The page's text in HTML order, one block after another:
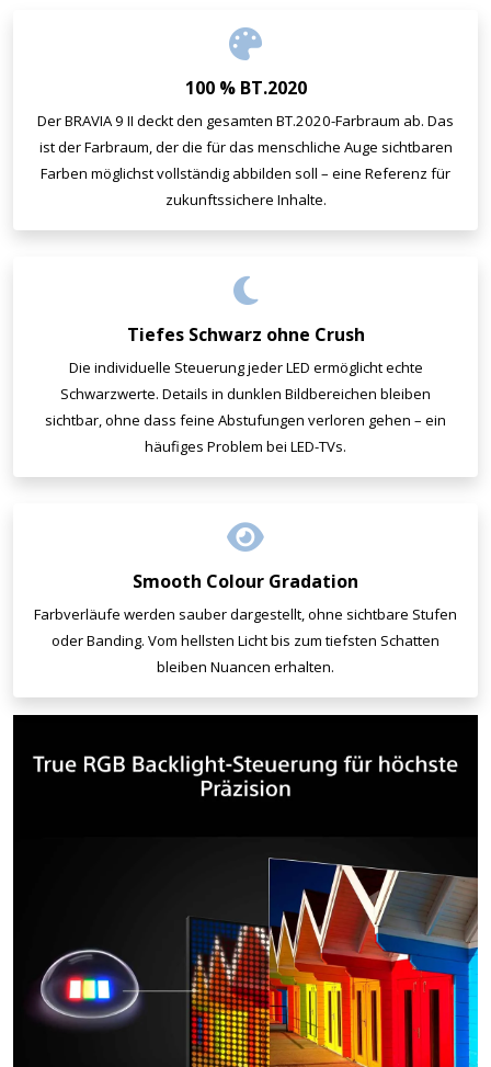
100 % BT.2020
Der BRAVIA 9 II deckt den gesamten BT.2020-Farbraum ab. Das
ist der Farbraum, der die für das menschliche Auge sichtbaren
Farben möglichst vollständig abbilden soll – eine Referenz für
zukunftssichere Inhalte.
Tiefes Schwarz ohne Crush
Die individuelle Steuerung jeder LED ermöglicht echte
Schwarzwerte. Details in dunklen Bildbereichen bleiben
sichtbar, ohne dass feine Abstufungen verloren gehen – ein
häufiges Problem bei LED-TVs.
Smooth Colour Gradation
Farbverläufe werden sauber dargestellt, ohne sichtbare Stufen
oder Banding. Vom hellsten Licht bis zum tiefsten Schatten
bleiben Nuancen erhalten.